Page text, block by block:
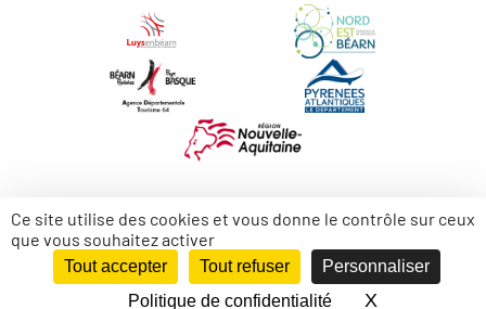
Ce site utilise des cookies et vous donne le contrôle sur ceux
que vous souhaitez activer
Tout accepter Tout refuser
Personnaliser
Politique de confidentialité
XMasquer le